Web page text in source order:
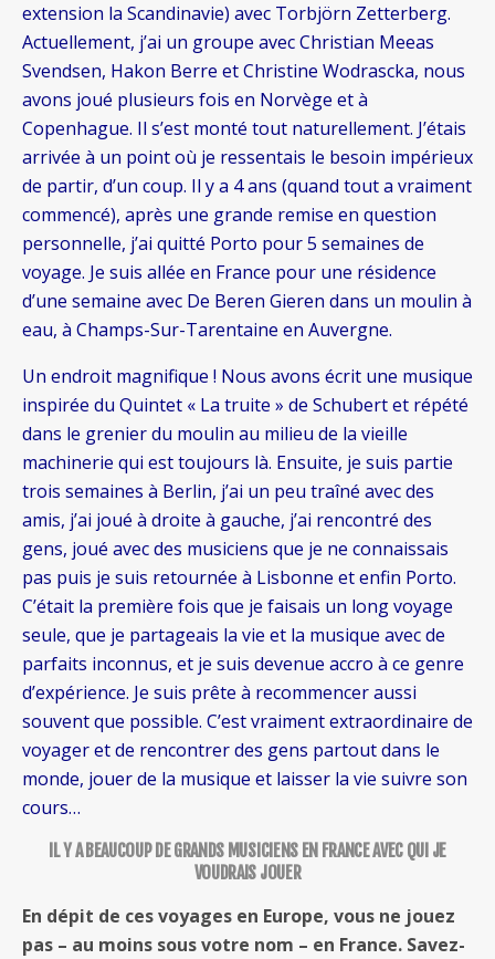
extension la Scandinavie) avec Torbjörn Zetterberg.
Actuellement, j’ai un groupe avec Christian Meeas
Svendsen, Hakon Berre et Christine Wodrascka, nous
avons joué plusieurs fois en Norvège et à
Copenhague. Il s’est monté tout naturellement. J’étais
arrivée à un point où je ressentais le besoin impérieux
de partir, d’un coup. Il y a 4 ans (quand tout a vraiment
commencé), après une grande remise en question
personnelle, j’ai quitté Porto pour 5 semaines de
voyage. Je suis allée en France pour une résidence
d’une semaine avec De Beren Gieren dans un moulin à
eau, à Champs-Sur-Tarentaine en Auvergne.
Un endroit magnifique ! Nous avons écrit une musique
inspirée du Quintet « La truite » de Schubert et répété
dans le grenier du moulin au milieu de la vieille
machinerie qui est toujours là. Ensuite, je suis partie
trois semaines à Berlin, j’ai un peu traîné avec des
amis, j’ai joué à droite à gauche, j’ai rencontré des
gens, joué avec des musiciens que je ne connaissais
pas puis je suis retournée à Lisbonne et enfin Porto.
C’était la première fois que je faisais un long voyage
seule, que je partageais la vie et la musique avec de
parfaits inconnus, et je suis devenue accro à ce genre
d’expérience. Je suis prête à recommencer aussi
souvent que possible. C’est vraiment extraordinaire de
voyager et de rencontrer des gens partout dans le
monde, jouer de la musique et laisser la vie suivre son
cours…
IL Y A BEAUCOUP DE GRANDS MUSICIENS EN FRANCE AVEC QUI JE
VOUDRAIS JOUER
En dépit de ces voyages en Europe, vous ne jouez
pas – au moins sous votre nom – en France. Savez-